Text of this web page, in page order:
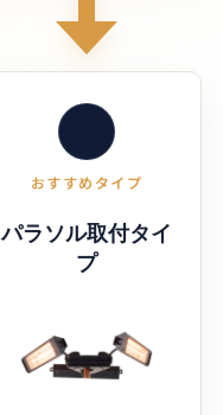
おすすめタイプ
パラソル取付タイ
プ